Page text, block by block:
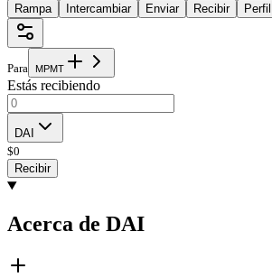
Rampa Intercambiar Enviar Recibir Perfil
Para MPMT
Estás recibiendo
DAI
$0
Recibir
Acerca de DAI